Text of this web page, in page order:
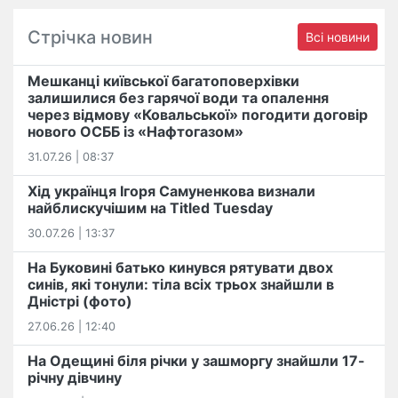
Стрічка новин Всі новини
Мешканці київської багатоповерхівки
залишилися без гарячої води та опалення
через відмову «Ковальської» погодити договір
нового ОСББ із «Нафтогазом»
31.07.26 | 08:37
Хід українця Ігоря Самуненкова визнали
найблискучішим на Titled Tuesday
30.07.26 | 13:37
На Буковині батько кинувся рятувати двох
синів, які тонули: тіла всіх трьох знайшли в
Дністрі (фото)
27.06.26 | 12:40
На Одещині біля річки у зашморгу знайшли 17-
річну дівчину